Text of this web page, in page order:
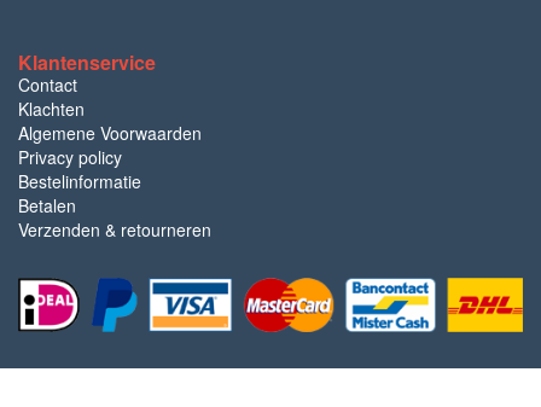
Klantenservice
Contact
Klachten
Algemene Voorwaarden
Privacy policy
Bestelinformatie
Betalen
Verzenden & retourneren